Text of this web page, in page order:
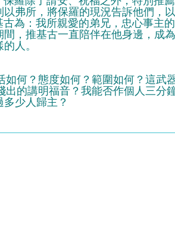
以弗所，將保羅的現況告訴他們，
：我所親愛的弟兄，忠心事主的
間，推基古一直陪伴在他身邊，成
人。
如何？態度如何？範圍如何？這武
出的講明福音？我能否作個人三分
少人歸主？